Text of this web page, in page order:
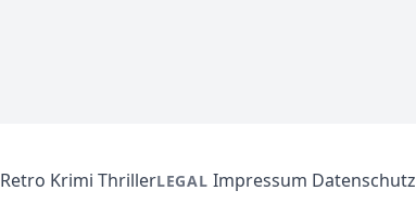
Retro Krimi ThrillerLEGAL Impressum Datenschutz